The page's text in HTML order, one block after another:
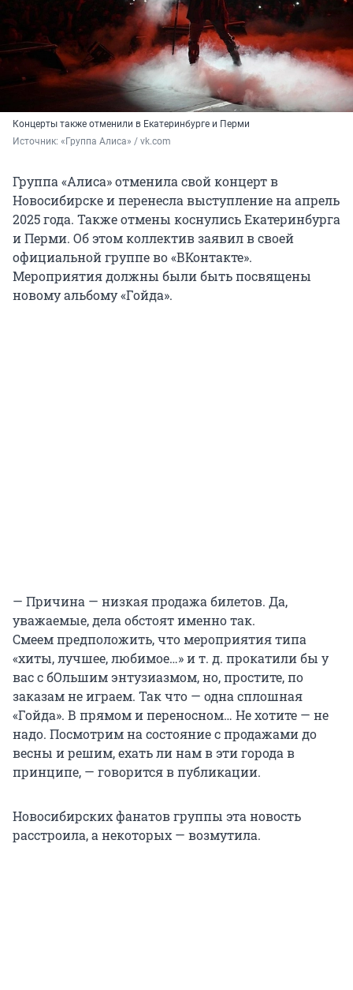
Концерты также отменили в Екатеринбурге и Перми
Источник: «Группа Алиса» / vk.com
Группа «Алиса» отменила свой концерт в
Новосибирске и перенесла выступление на апрель
2025 года. Также отмены коснулись Екатеринбурга
и Перми. Об этом коллектив заявил в своей
официальной группе во «ВКонтакте».
Мероприятия должны были быть посвящены
новому альбому «Гойда».
— Причина — низкая продажа билетов. Да,
уважаемые, дела обстоят именно так.
Смеем предположить, что мероприятия типа
«хиты, лучшее, любимое…» и т. д. прокатили бы у
вас с бОльшим энтузиазмом, но, простите, по
заказам не играем. Так что — одна сплошная
«Гойда». В прямом и переносном… Не хотите — не
надо. Посмотрим на состояние с продажами до
весны и решим, ехать ли нам в эти города в
принципе, — говорится в публикации.
Новосибирских фанатов группы эта новость
расстроила, а некоторых — возмутила.